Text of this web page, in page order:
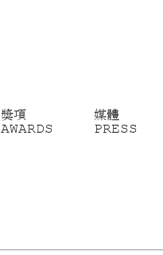
獎項
AWARDS
媒體
PRESS